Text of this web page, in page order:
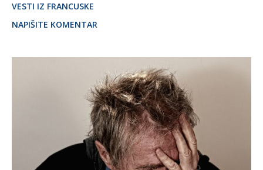
VESTI IZ FRANCUSKE
NAPIŠITE KOMENTAR